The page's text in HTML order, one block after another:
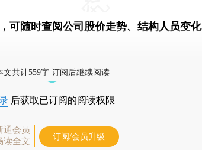
，可随时查阅公司股价走势、结构人员变化
文共计559字 订阅后继续阅读
后获取已订阅的阅读权限
通会员
读全文
订阅/会员升级